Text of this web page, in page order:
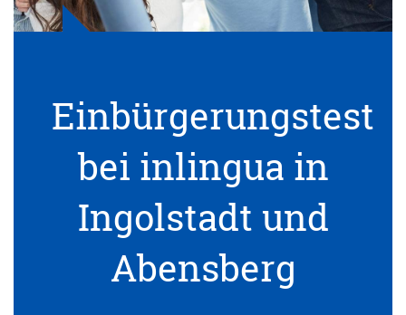
Einbürgerungstest
bei inlingua in
Ingolstadt und
Abensberg